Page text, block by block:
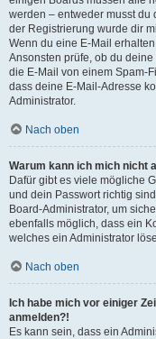
werden – entweder musst du
der Registrierung wurde dir
Wenn du eine E-Mail
Ansonsten prüfe, ob du
die E-Mail von einem Spam-
dass deine E-Mail-Adresse
Administrator.
Nach oben
Warum kann ich mich nicht
Dafür gibt es viele mögliche
und dein Passwort richtig
Board-Administrator, um
ebenfalls möglich, dass ein
welches ein Administrator
Nach oben
Ich habe mich vor einiger
anmelden?!
Es kann sein, dass ein